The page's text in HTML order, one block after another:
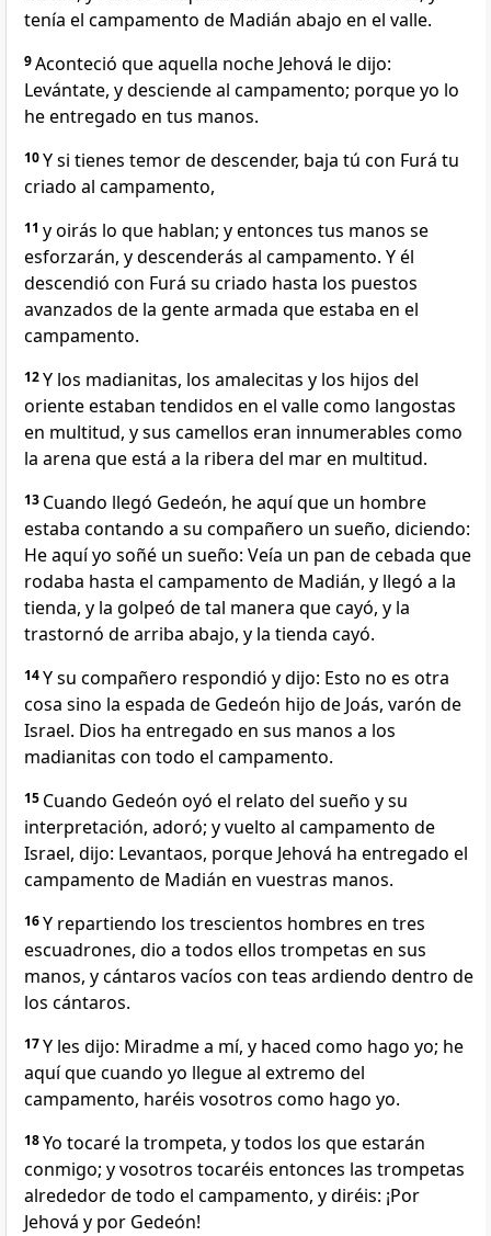
tenía el campamento de Madián abajo en el valle.
9Aconteció que aquella noche Jehová le dijo:
Levántate, y desciende al campamento; porque yo lo
he entregado en tus manos.
10Y si tienes temor de descender, baja tú con Furá tu
criado al campamento,
11 y oirás lo que hablan; y entonces tus manos se
esforzarán, y descenderás al campamento. Y él
descendió con Furá su criado hasta los puestos
avanzados de la gente armada que estaba en el
campamento.
12Y los madianitas, los amalecitas y los hijos del
oriente estaban tendidos en el valle como langostas
en multitud, y sus camellos eran innumerables como
la arena que está a la ribera del mar en multitud.
13 Cuando llegó Gedeón, he aquí que un hombre
estaba contando a su compañero un sueño, diciendo:
He aquí yo soñé un sueño: Veía un pan de cebada que
rodaba hasta el campamento de Madián, y llegó a la
tienda, y la golpeó de tal manera que cayó, y la
trastornó de arriba abajo, y la tienda cayó.
14Y su compañero respondió y dijo: Esto no es otra
cosa sino la espada de Gedeón hijo de Joás, varón de
Israel. Dios ha entregado en sus manos a los
madianitas con todo el campamento.
15 Cuando Gedeón oyó el relato del sueño y su
interpretación, adoró; y vuelto al campamento de
Israel, dijo: Levantaos, porque Jehová ha entregado el
campamento de Madián en vuestras manos.
16Y repartiendo los trescientos hombres en tres
escuadrones, dio a todos ellos trompetas en sus
manos, y cántaros vacíos con teas ardiendo dentro de
los cántaros.
17Y les dijo: Miradme a mí, y haced como hago yo; he
aquí que cuando yo llegue al extremo del
campamento, haréis vosotros como hago yo.
18Yo tocaré la trompeta, y todos los que estarán
conmigo; y vosotros tocaréis entonces las trompetas
alrededor de todo el campamento, y diréis: ¡Por
Jehová y por Gedeón!